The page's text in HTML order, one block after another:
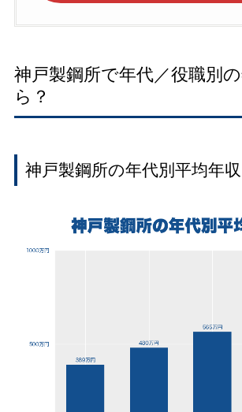
神戸製鋼所で年代／役職別
ら？
神戸製鋼所の年代別平均年収